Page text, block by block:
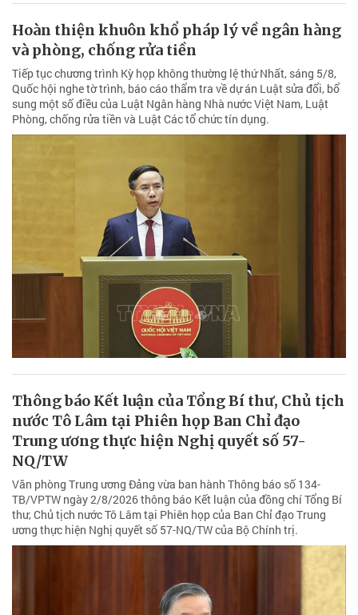
Hoàn thiện khuôn khổ pháp lý về ngân hàng
và phòng, chống rửa tiền
Tiếp tục chương trình Kỳ họp không thường lệ thứ Nhất, sáng 5/8,
Quốc hội nghe tờ trình, báo cáo thẩm tra về dự án Luật sửa đổi, bổ
sung một số điều của Luật Ngân hàng Nhà nước Việt Nam, Luật
Phòng, chống rửa tiền và Luật Các tổ chức tín dụng.
Thông báo Kết luận của Tổng Bí thư, Chủ tịch
nước Tô Lâm tại Phiên họp Ban Chỉ đạo
Trung ương thực hiện Nghị quyết số 57-
NQ/TW
Văn phòng Trung ương Đảng vừa ban hành Thông báo số 134-
TB/VPTW ngày 2/8/2026 thông báo Kết luận của đồng chí Tổng Bí
thư, Chủ tịch nước Tô Lâm tại Phiên họp của Ban Chỉ đạo Trung
ương thực hiện Nghị quyết số 57-NQ/TW của Bộ Chính trị.